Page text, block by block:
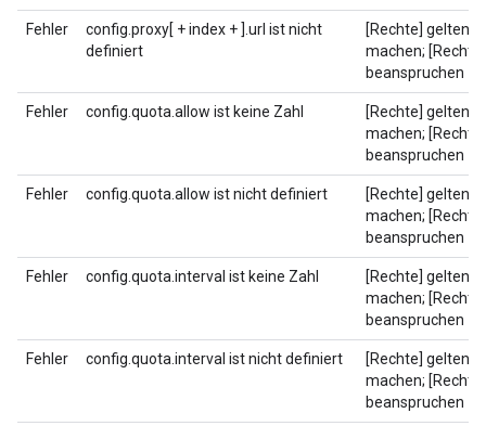
Fehler
config.proxy[ + index + ].url ist nicht
definiert
[Rechte] geltend
machen; [Rechte]
beanspruchen
Fehler config.quota.allow ist keine Zahl
[Rechte] geltend
machen; [Rechte]
beanspruchen
Fehler config.quota.allow ist nicht definiert
[Rechte] geltend
machen; [Rechte]
beanspruchen
Fehler config.quota.interval ist keine Zahl
[Rechte] geltend
machen; [Rechte]
beanspruchen
Fehler config.quota.interval ist nicht definiert
[Rechte] geltend
machen; [Rechte]
beanspruchen